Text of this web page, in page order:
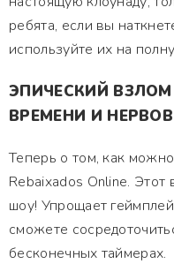
ребята, если вы
используйте их на
ЭПИЧЕСКИЙ
ВРЕМЕНИ И НЕРВОВ
Теперь о том, как
Rebaixados Online. Этот
шоу! Упрощает
сможете
бесконечных таймерах.